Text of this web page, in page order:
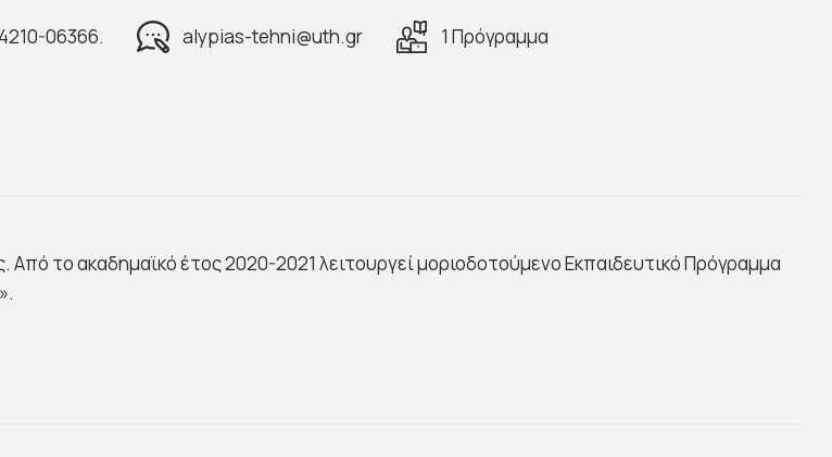
06366. alypias-tehni@uth.gr 1 Πρόγραμμα
το ακαδημαϊκό έτος 2020-2021 λειτουργεί μοριοδοτούμενο Εκπαιδευτικό Πρόγραμμα